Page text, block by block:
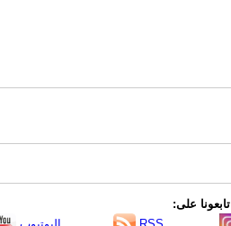
تابعونا على: